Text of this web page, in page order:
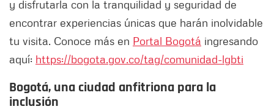
y disfrutarla con la tranquilidad y seguridad de
encontrar experiencias únicas que harán inolvidable
tu visita. Conoce más en Portal Bogotá ingresando
aquí: https://bogota.gov.co/tag/comunidad-lgbti
Bogotá, una ciudad anfitriona para la
inclusión